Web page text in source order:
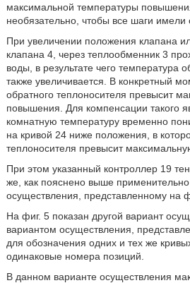
максимальной температуры
необязательно, чтобы все шаги имели
При увеличении положения клапана
клапана 4, через теплообменник 3
воды, в результате чего температура
также увеличивается. В конкретный
обратного теплоносителя превысит
повышения. Для компенсации такого
комнатную температуру временно
на кривой 24 ниже положения, в
теплоносителя превысит
При этом указанный контроллер 19
же, как пояснено выше применительно
осуществления, представленному на
На фиг. 5 показан другой вариант
вариантом осуществления,
для обозначения одних и тех же
одинаковые номера позиций.
В данном варианте осуществления